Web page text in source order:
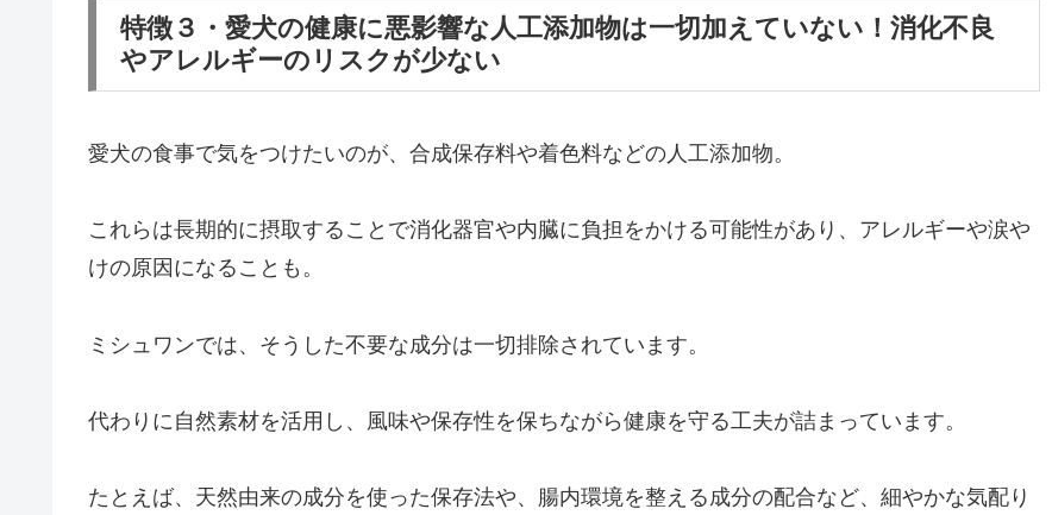
特徴３・愛犬の健康に悪影響な人工添加物は一切加えていない！消化不良
やアレルギーのリスクが少ない
愛犬の食事で気をつけたいのが、合成保存料や着色料などの人工添加物。
これらは長期的に摂取することで消化器官や内臓に負担をかける可能性があり、アレルギーや涙や
けの原因になることも。
ミシュワンでは、そうした不要な成分は一切排除されています。
代わりに自然素材を活用し、風味や保存性を保ちながら健康を守る工夫が詰まっています。
たとえば、天然由来の成分を使った保存法や、腸内環境を整える成分の配合など、細やかな気配り